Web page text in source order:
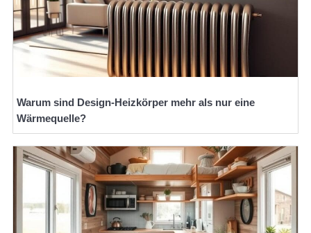
Warum sind Design-Heizkörper mehr als nur eine
Wärmequelle?